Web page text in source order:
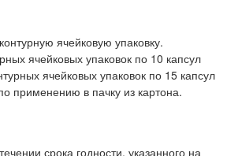
ячейковую упаковку.
ячейковых упаковок по 10 капсул
ячейковых упаковок по 15 капсул
применению в пачку из картона.
срока годности, указанного на